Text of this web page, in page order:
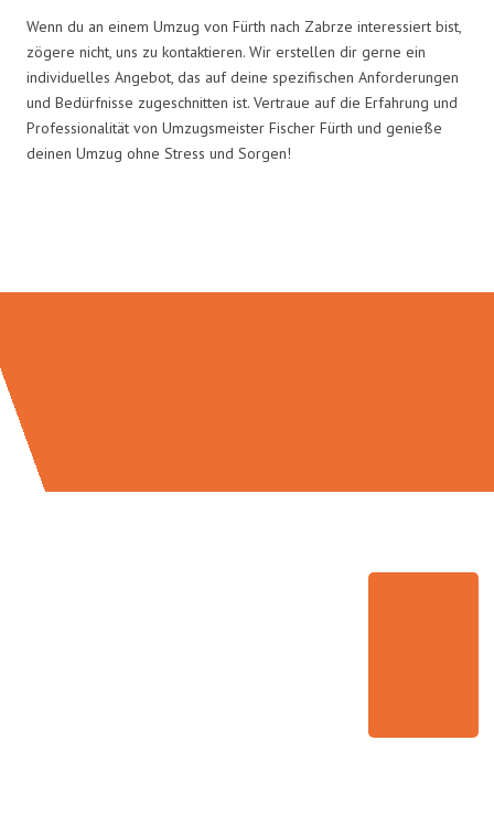
Wenn du an einem Umzug von Fürth nach Zabrze interessiert bist,
zögere nicht, uns zu kontaktieren. Wir erstellen dir gerne ein
individuelles Angebot, das auf deine spezifischen Anforderungen
und Bedürfnisse zugeschnitten ist. Vertraue auf die Erfahrung und
Professionalität von Umzugsmeister Fischer Fürth und genieße
deinen Umzug ohne Stress und Sorgen!